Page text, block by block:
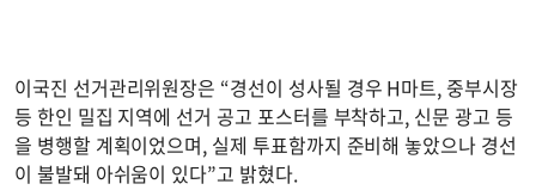
이국진 선거관리위원장은 “경선이 성사될 경우 H마트, 중부시장
등 한인 밀집 지역에 선거 공고 포스터를 부착하고, 신문 광고 등
을 병행할 계획이었으며, 실제 투표함까지 준비해 놓았으나 경선
이 불발돼 아쉬움이 있다”고 밝혔다.